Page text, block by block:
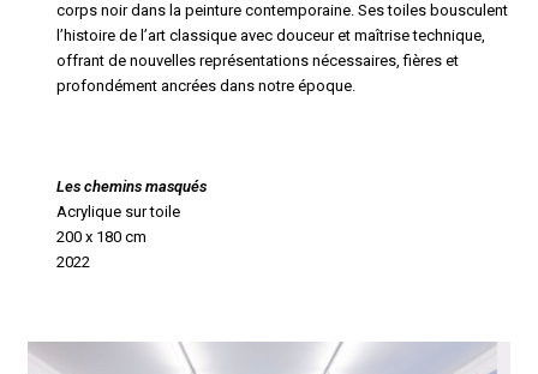
corps noir dans la peinture contemporaine. Ses toiles bousculent
l’histoire de l’art classique avec douceur et maîtrise technique,
offrant de nouvelles représentations nécessaires, fières et
profondément ancrées dans notre époque.
Les chemins masqués
Acrylique sur toile
200 x 180 cm
2022